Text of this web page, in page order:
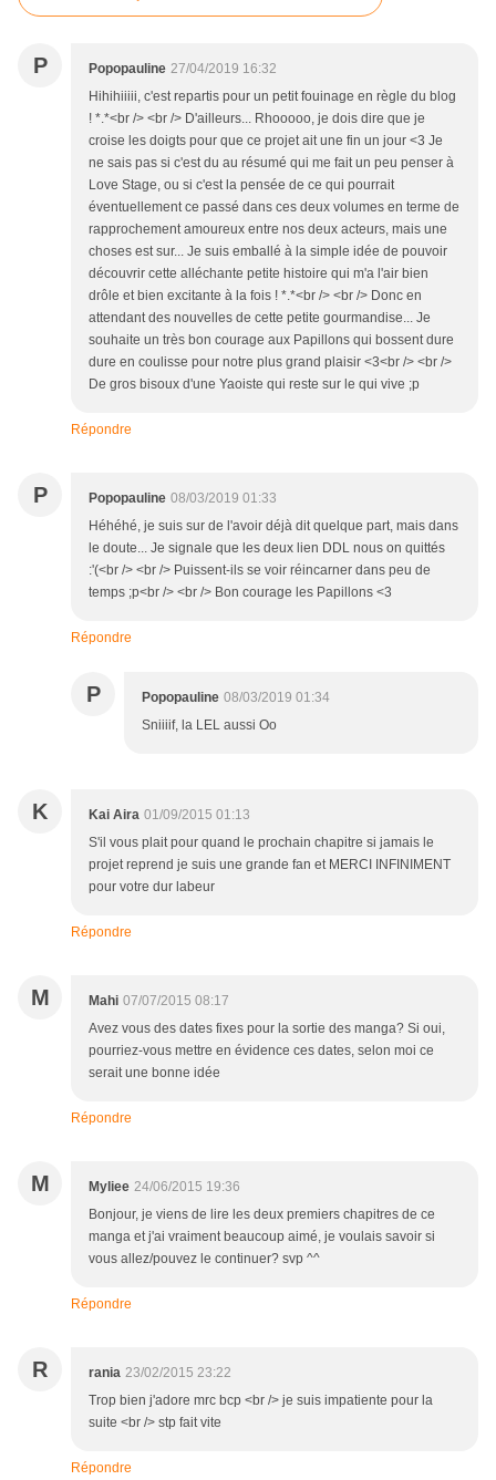
P Popopauline 27/04/2019 16:32
Hihihiiiii, c'est repartis pour un petit fouinage en règle du blog
! *.*<br /> <br /> D'ailleurs... Rhooooo, je dois dire que je
croise les doigts pour que ce projet ait une fin un jour <3 Je
ne sais pas si c'est du au résumé qui me fait un peu penser à
Love Stage, ou si c'est la pensée de ce qui pourrait
éventuellement ce passé dans ces deux volumes en terme de
rapprochement amoureux entre nos deux acteurs, mais une
choses est sur... Je suis emballé à la simple idée de pouvoir
découvrir cette alléchante petite histoire qui m'a l'air bien
drôle et bien excitante à la fois ! *.*<br /> <br /> Donc en
attendant des nouvelles de cette petite gourmandise... Je
souhaite un très bon courage aux Papillons qui bossent dure
dure en coulisse pour notre plus grand plaisir <3<br /> <br />
De gros bisoux d'une Yaoiste qui reste sur le qui vive ;p
Répondre
P Popopauline 08/03/2019 01:33
Héhéhé, je suis sur de l'avoir déjà dit quelque part, mais dans
le doute... Je signale que les deux lien DDL nous on quittés
:'(<br /> <br /> Puissent-ils se voir réincarner dans peu de
temps ;p<br /> <br /> Bon courage les Papillons <3
Répondre
P Popopauline 08/03/2019 01:34
Sniiiif, la LEL aussi Oo
K Kai Aira 01/09/2015 01:13
S'il vous plait pour quand le prochain chapitre si jamais le
projet reprend je suis une grande fan et MERCI INFINIMENT
pour votre dur labeur
Répondre
M Mahi 07/07/2015 08:17
Avez vous des dates fixes pour la sortie des manga? Si oui,
pourriez-vous mettre en évidence ces dates, selon moi ce
serait une bonne idée
Répondre
M Myliee 24/06/2015 19:36
Bonjour, je viens de lire les deux premiers chapitres de ce
manga et j'ai vraiment beaucoup aimé, je voulais savoir si
vous allez/pouvez le continuer? svp ^^
Répondre
R rania 23/02/2015 23:22
Trop bien j'adore mrc bcp <br /> je suis impatiente pour la
suite <br /> stp fait vite
Répondre